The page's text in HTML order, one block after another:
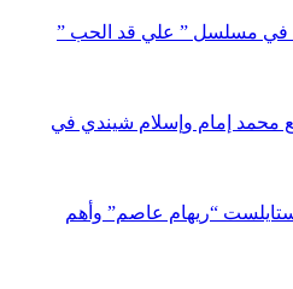
في مسلسل ” علي قد الحب ”
محمد إمام وإسلام شيندي في
“ريهام عاصم” وأهم